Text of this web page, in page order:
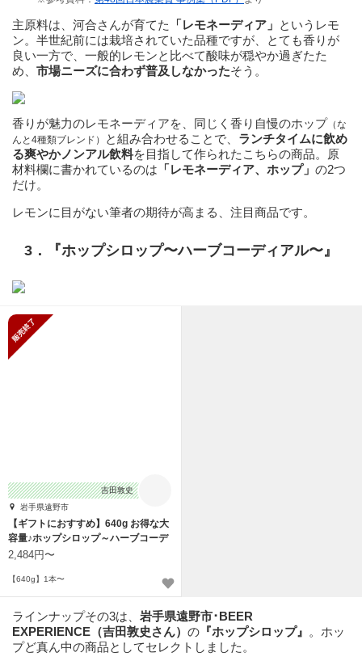
主原料は、河合さんが育てた 「レモネーディア」 というレモ
ン。半世紀前には栽培されていた品種ですが、とても香りが
良い一方で、一般的レモンと比べて酸味が穏やか過ぎたた
め、 市場ニーズに合わず普及しなかったそう。
香りが魅力のレモネーディアを、同じく香り自慢のホップ （な
んと4種類ブレンド）
と組み合わせることで、 ランチタイムに飲め
る爽やかノンアル飲料を目指して作られたこちらの商品。原
材料欄に書かれているのは 「レモネーディア、ホップ」 の2つ
だけ。
レモンに目がない筆者の期待が高まる、注目商品です。
3．『ホップシロップ〜ハーブコーディアル〜』
吉田敦史
岩手県遠野市
【ギフトにおすすめ】640g お得な大
容量♪ホップシロップ～ハーブコーデ
ィアル～
2,484円〜
【640g】1本〜
ラインナップその3は、 岩手県遠野市･BEER
EXPERIENCE（吉田敦史さん） の 『ホップシロップ』 。ホッ
プど真ん中の商品としてセレクトしました。